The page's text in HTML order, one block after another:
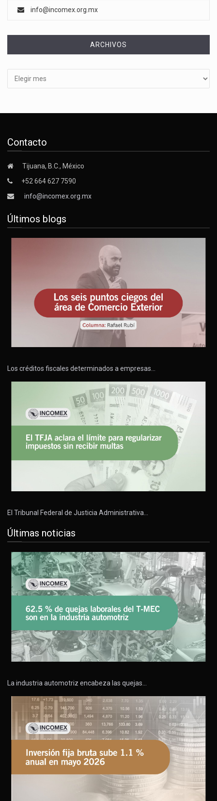
info@incomex.org.mx
ARCHIVOS
Contacto
Tijuana, B.C., México
+52 664 627 7590
info@incomex.org.mx
Últimos blogs
Los créditos fiscales determinados a empresas…
El Tribunal Federal de Justicia Administrativa…
Últimas noticias
La industria automotriz encabeza las quejas…